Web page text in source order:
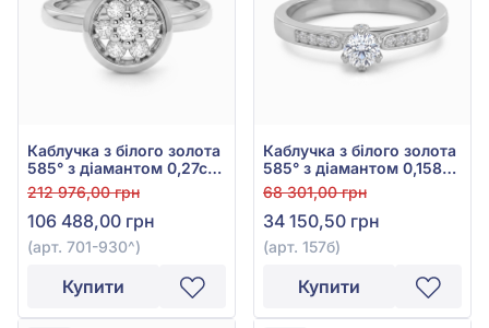
Каблучка з білого золота
585° з діамантом 0,27ct,
арт. 701-930
212 976,00 грн
106 488,00 грн
(арт. 701-930^)
Купити
Каблучка з білого золота
585° з діамантом 0,158ct,
арт. 157б
68 301,00 грн
34 150,50 грн
(арт. 157б)
Купити